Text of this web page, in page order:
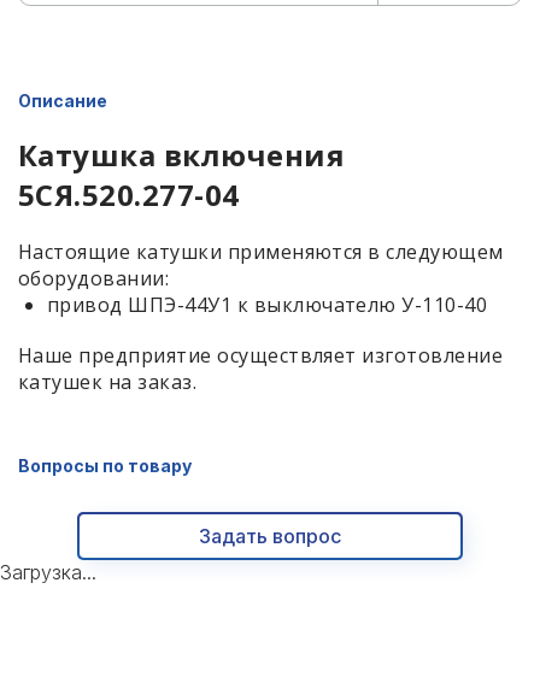
Описание
Катушка включения
5СЯ.520.277-04
Настоящие катушки применяются в следующем
оборудовании:
привод ШПЭ-44У1 к выключателю У-110-40
Наше предприятие осуществляет изготовление
катушек на заказ.
Вопросы по товару
Задать вопрос
Загрузка...